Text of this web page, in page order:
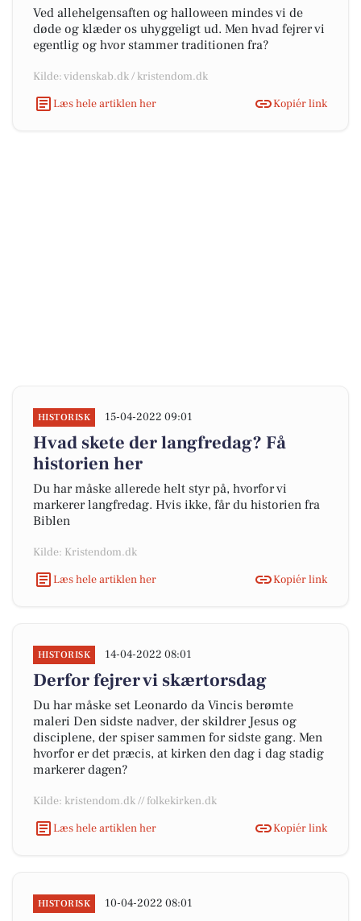
Ved allehelgensaften og halloween mindes vi de
døde og klæder os uhyggeligt ud. Men hvad fejrer vi
egentlig og hvor stammer traditionen fra?
Kilde: videnskab.dk / kristendom.dk
Læs hele artiklen her
Kopiér link
HISTORISK 15-04-2022 09:01
Hvad skete der langfredag? Få
historien her
Du har måske allerede helt styr på, hvorfor vi
markerer langfredag. Hvis ikke, får du historien fra
Biblen
Kilde: Kristendom.dk
Læs hele artiklen her
Kopiér link
HISTORISK 14-04-2022 08:01
Derfor fejrer vi skærtorsdag
Du har måske set Leonardo da Vincis berømte
maleri Den sidste nadver, der skildrer Jesus og
disciplene, der spiser sammen for sidste gang. Men
hvorfor er det præcis, at kirken den dag i dag stadig
markerer dagen?
Kilde: kristendom.dk // folkekirken.dk
Læs hele artiklen her
Kopiér link
HISTORISK 10-04-2022 08:01